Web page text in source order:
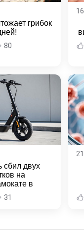
грибок
80
сбил двух
на
в
на-Амуре -
и
31